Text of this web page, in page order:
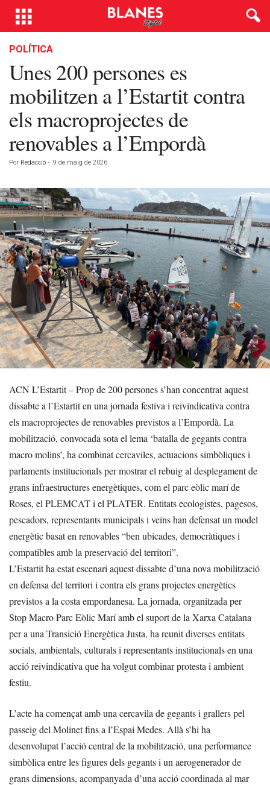
POLÍTICA
Unes 200 persones es
mobilitzen a l’Estartit contra
els macroprojectes de
renovables a l’Empordà
Por Redacció - 9 de maig de 2026
ACN L’Estartit – Prop de 200 persones s’han concentrat aquest
dissabte a l’Estartit en una jornada festiva i reivindicativa contra
els macroprojectes de renovables previstos a l’Empordà. La
mobilització, convocada sota el lema ‘batalla de gegants contra
macro molins’, ha combinat cercaviles, actuacions simbòliques i
parlaments institucionals per mostrar el rebuig al desplegament de
grans infraestructures energètiques, com el parc eòlic marí de
Roses, el PLEMCAT i el PLATER. Entitats ecologistes, pagesos,
pescadors, representants municipals i veïns han defensat un model
energètic basat en renovables “ben ubicades, democràtiques i
compatibles amb la preservació del territori”.
L’Estartit ha estat escenari aquest dissabte d’una nova mobilització
en defensa del territori i contra els grans projectes energètics
previstos a la costa empordanesa. La jornada, organitzada per
Stop Macro Parc Eòlic Marí amb el suport de la Xarxa Catalana
per a una Transició Energètica Justa, ha reunit diverses entitats
socials, ambientals, culturals i representants institucionals en una
acció reivindicativa que ha volgut combinar protesta i ambient
festiu.
L’acte ha començat amb una cercavila de gegants i grallers pel
passeig del Molinet fins a l’Espai Medes. Allà s’hi ha
desenvolupat l’acció central de la mobilització, una performance
simbòlica entre les figures dels gegants i un aerogenerador de
grans dimensions, acompanyada d’una acció coordinada al mar